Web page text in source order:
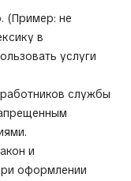
(Пример: не
в
услуги
службы
и
оформлении